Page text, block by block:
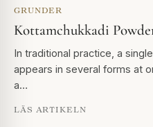
GRUNDER
Kottamchukkadi
In traditional practice, a
appears in several forms at
a…
LÄS ARTIKELN